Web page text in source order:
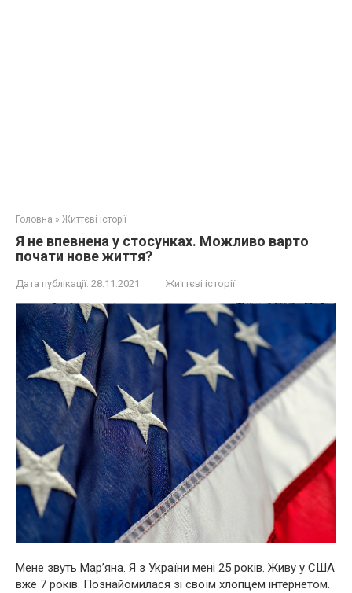
Головна » Життєві історії
Я не впевнена у стосунках. Можливо варто
почати нове життя?
Дата публікації: 28.11.2021 Життєві історії
Мене звуть Мар’яна. Я з України мені 25 років. Живу у США
вже 7 років. Познайомилася зі своїм хлопцем інтернетом.